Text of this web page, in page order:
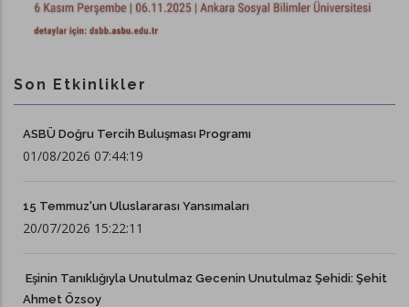
Son Etkinlikler
ASBÜ Doğru Tercih Buluşması Programı
01/08/2026 07:44:19
15 Temmuz'un Uluslararası Yansımaları
20/07/2026 15:22:11
Eşinin Tanıklığıyla Unutulmaz Gecenin Unutulmaz Şehidi: Şehit
Ahmet Özsoy